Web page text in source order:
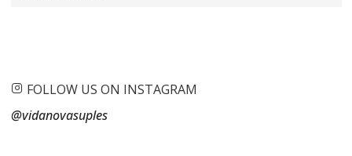
FOLLOW US ON INSTAGRAM
@vidanovasuples